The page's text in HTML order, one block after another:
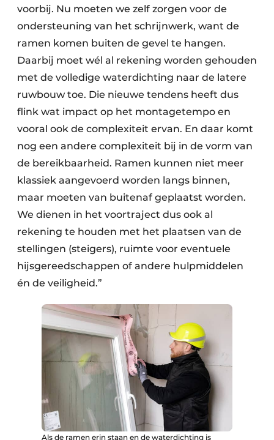
voorbij. Nu moeten we zelf zorgen voor de
ondersteuning van het schrijnwerk, want de
ramen komen buiten de gevel te hangen.
Daarbij moet wél al rekening worden gehouden
met de volledige waterdichting naar de latere
ruwbouw toe. Die nieuwe tendens heeft dus
flink wat impact op het montagetempo en
vooral ook de complexiteit ervan. En daar komt
nog een andere complexiteit bij in de vorm van
de bereikbaarheid. Ramen kunnen niet meer
klassiek aangevoerd worden langs binnen,
maar moeten van buitenaf geplaatst worden.
We dienen in het voortraject dus ook al
rekening te houden met het plaatsen van de
stellingen (steigers), ruimte voor eventuele
hijsgereedschappen of andere hulpmiddelen
én de veiligheid.”
Als de ramen erin staan en de waterdichting is